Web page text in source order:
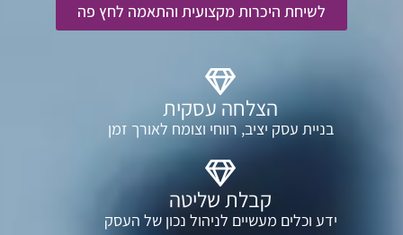
לשיחת היכרות מקצועית והתאמה לחץ פה
הצלחה עסקית
בניית עסק יציב, רווחי וצומח לאורך זמן
קבלת שליטה
ידע וכלים מעשיים לניהול נכון של העסק